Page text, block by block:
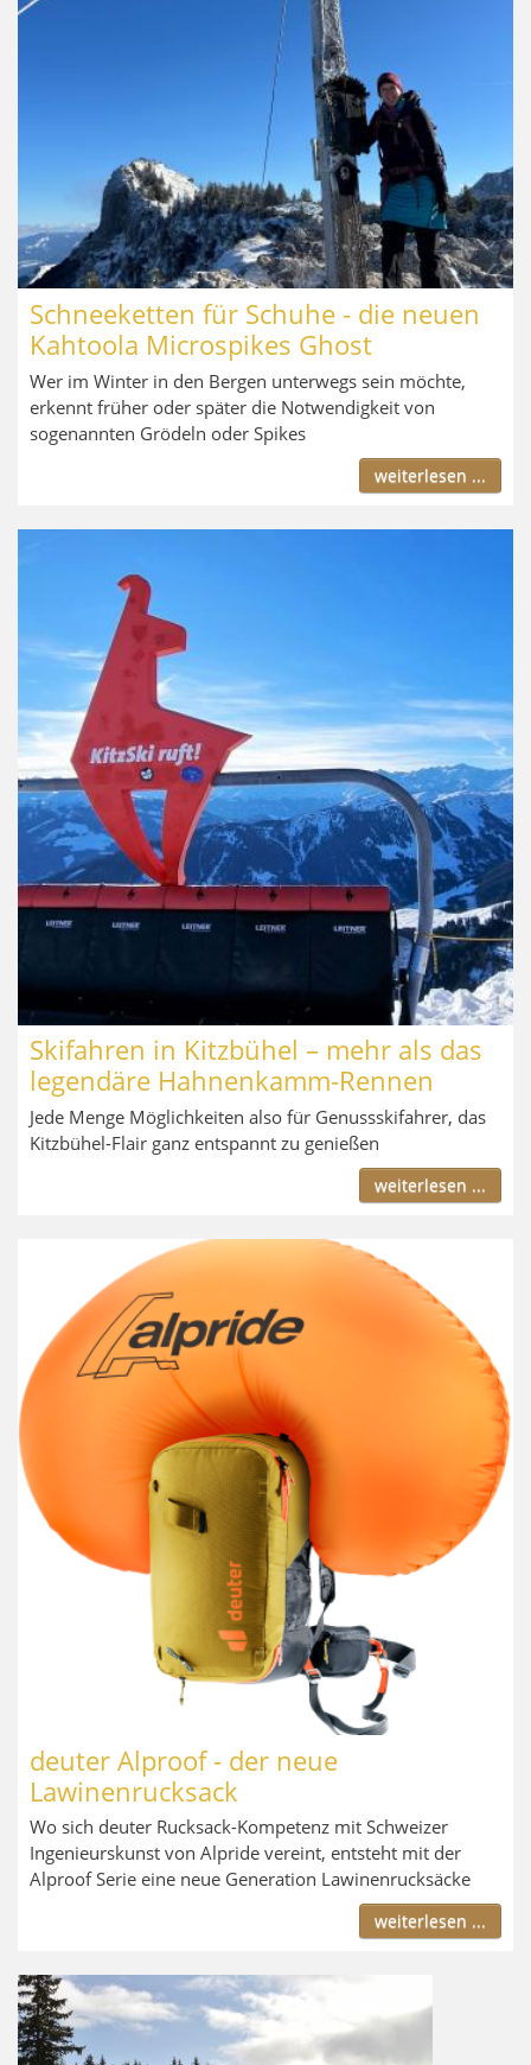
Schneeketten für Schuhe - die neuen
Kahtoola Microspikes Ghost
Wer im Winter in den Bergen unterwegs sein möchte,
erkennt früher oder später die Notwendigkeit von
sogenannten Grödeln oder Spikes
weiterlesen ...
Skifahren in Kitzbühel – mehr als das
legendäre Hahnenkamm-Rennen
Jede Menge Möglichkeiten also für Genussskifahrer, das
Kitzbühel-Flair ganz entspannt zu genießen
weiterlesen ...
deuter Alproof - der neue
Lawinenrucksack
Wo sich deuter Rucksack-Kompetenz mit Schweizer
Ingenieurskunst von Alpride vereint, entsteht mit der
Alproof Serie eine neue Generation Lawinenrucksäcke
weiterlesen ...